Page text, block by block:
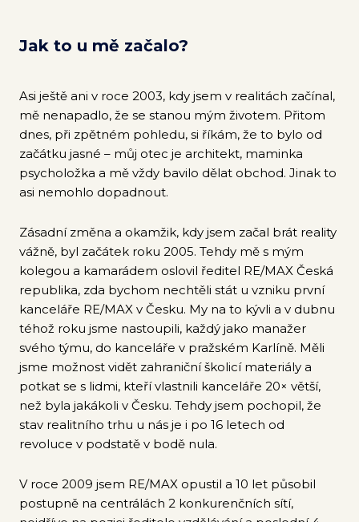
Jak to u mě začalo?
Asi ještě ani v roce 2003, kdy jsem v realitách začínal,
mě nenapadlo, že se stanou mým životem. Přitom
dnes, při zpětném pohledu, si říkám, že to bylo od
začátku jasné – můj otec je architekt, maminka
psycholožka a mě vždy bavilo dělat obchod. Jinak to
asi nemohlo dopadnout.
Zásadní změna a okamžik, kdy jsem začal brát reality
vážně, byl začátek roku 2005. Tehdy mě s mým
kolegou a kamarádem oslovil ředitel RE/MAX Česká
republika, zda bychom nechtěli stát u vzniku první
kanceláře RE/MAX v Česku. My na to kývli a v dubnu
téhož roku jsme nastoupili, každý jako manažer
svého týmu, do kanceláře v pražském Karlíně. Měli
jsme možnost vidět zahraniční školicí materiály a
potkat se s lidmi, kteří vlastnili kanceláře 20× větší,
než byla jakákoli v Česku. Tehdy jsem pochopil, že
stav realitního trhu u nás je i po 16 letech od
revoluce v podstatě v bodě nula.
V roce 2009 jsem RE/MAX opustil a 10 let působil
postupně na centrálách 2 konkurenčních sítí,